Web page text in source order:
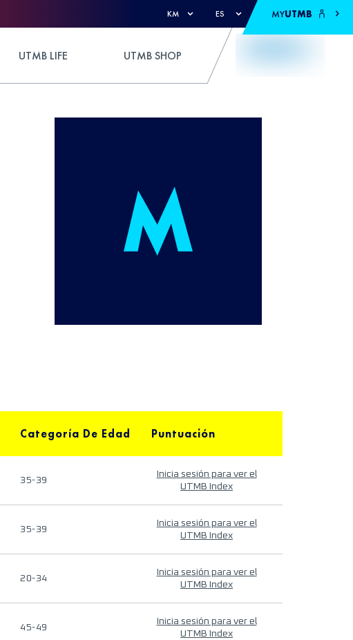
KM ES MYUTMB
UTMB LIFE UTMB SHOP
Categoría De Edad Puntuación
35-39
Inicia sesión para ver el
UTMB Index
35-39
Inicia sesión para ver el
UTMB Index
20-34
Inicia sesión para ver el
UTMB Index
45-49
Inicia sesión para ver el
UTMB Index